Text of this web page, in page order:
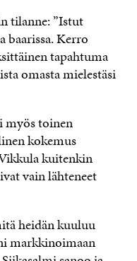
tilanne: ”Istut
baarissa. Kerro
tapahtuma
omasta mielestäsi
myös toinen
kokemus
kuitenkin
vain lähteneet
heidän kuuluu
markkinoimaan